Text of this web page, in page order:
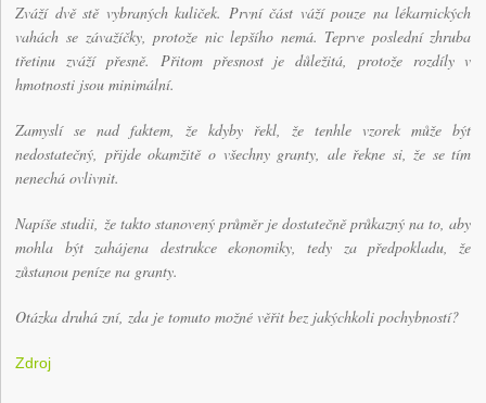
Zváží dvě stě vybraných kuliček. První část váží pouze na lékarnických
vahách se závažíčky, protože nic lepšího nemá. Teprve poslední zhruba
třetinu zváží přesně. Přitom přesnost je důležitá, protože rozdíly v
hmotnosti jsou minimální.
Zamyslí se nad faktem, že kdyby řekl, že tenhle vzorek může být
nedostatečný, přijde okamžitě o všechny granty, ale řekne si, že se tím
nenechá ovlivnit.
Napíše studii, že takto stanovený průměr je dostatečně průkazný na to, aby
mohla být zahájena destrukce ekonomiky, tedy za předpokladu, že
zůstanou peníze na granty.
Otázka druhá zní, zda je tomuto možné věřit bez jakýchkoli pochybností?
Zdroj